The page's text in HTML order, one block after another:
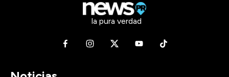
la pura verdad